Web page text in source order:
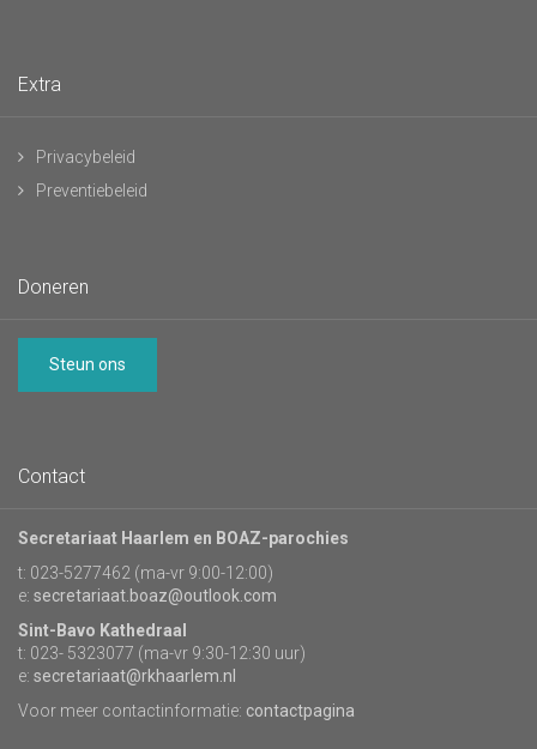
Extra
Privacybeleid
Preventiebeleid
Doneren
Steun ons
Contact
Secretariaat Haarlem en BOAZ-parochies
t: 023-5277462 (ma-vr 9:00-12:00)
e: secretariaat.boaz@outlook.com
Sint-Bavo Kathedraal
t: 023- 5323077 (ma-vr 9:30-12:30 uur)
e: secretariaat@rkhaarlem.nl
Voor meer contactinformatie: contactpagina